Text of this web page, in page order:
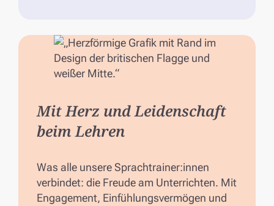
Mit Herz und Leidenschaft
beim Lehren
Was alle unsere Sprachtrainer:innen
verbindet: die Freude am Unterrichten. Mit
Engagement, Einfühlungsvermögen und